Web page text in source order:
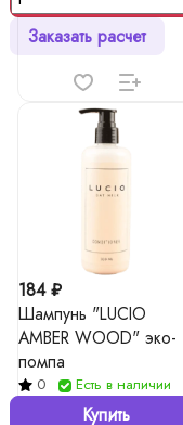
Заказать расчет
184 ₽
Шампунь "LUCIO
AMBER WOOD" эко-
помпа
0 Есть в наличии
Купить